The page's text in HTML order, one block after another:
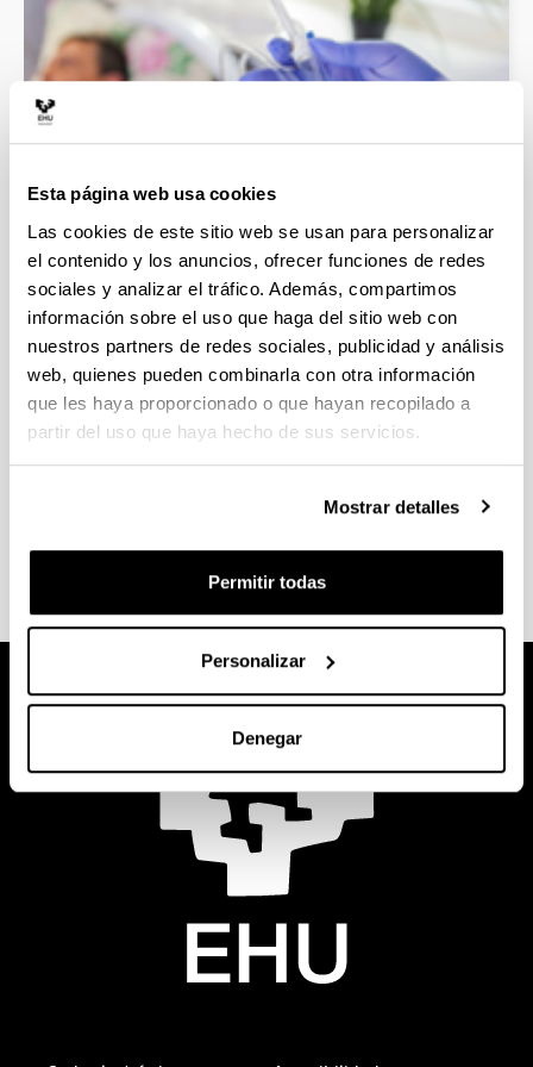
Esta página web usa cookies
Las cookies de este sitio web se usan para personalizar
el contenido y los anuncios, ofrecer funciones de redes
sociales y analizar el tráfico. Además, compartimos
información sobre el uso que haga del sitio web con
nuestros partners de redes sociales, publicidad y análisis
web, quienes pueden combinarla con otra información
que les haya proporcionado o que hayan recopilado a
partir del uso que haya hecho de sus servicios.
Mostrar detalles
Permitir todas
Personalizar
Denegar
Practicum Enfermería Leioa
Practicum Enfermería Donostia